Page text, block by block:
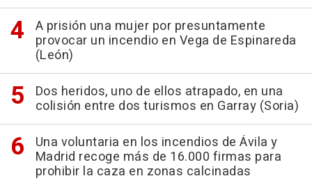
A prisión una mujer por presuntamente
provocar un incendio en Vega de Espinareda
(León)
Dos heridos, uno de ellos atrapado, en una
colisión entre dos turismos en Garray (Soria)
Una voluntaria en los incendios de Ávila y
Madrid recoge más de 16.000 firmas para
prohibir la caza en zonas calcinadas